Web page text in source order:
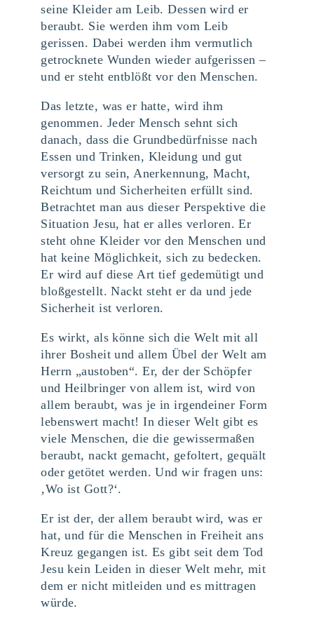
seine Kleider am Leib. Dessen wird er
beraubt. Sie werden ihm vom Leib
gerissen. Dabei werden ihm vermutlich
getrocknete Wunden wieder aufgerissen –
und er steht entblößt vor den Menschen.
Das letzte, was er hatte, wird ihm
genommen. Jeder Mensch sehnt sich
danach, dass die Grundbedürfnisse nach
Essen und Trinken, Kleidung und gut
versorgt zu sein, Anerkennung, Macht,
Reichtum und Sicherheiten erfüllt sind.
Betrachtet man aus dieser Perspektive die
Situation Jesu, hat er alles verloren. Er
steht ohne Kleider vor den Menschen und
hat keine Möglichkeit, sich zu bedecken.
Er wird auf diese Art tief gedemütigt und
bloßgestellt. Nackt steht er da und jede
Sicherheit ist verloren.
Es wirkt, als könne sich die Welt mit all
ihrer Bosheit und allem Übel der Welt am
Herrn „austoben“. Er, der der Schöpfer
und Heilbringer von allem ist, wird von
allem beraubt, was je in irgendeiner Form
lebenswert macht! In dieser Welt gibt es
viele Menschen, die die gewissermaßen
beraubt, nackt gemacht, gefoltert, gequält
oder getötet werden. Und wir fragen uns:
‚Wo ist Gott?‘.
Er ist der, der allem beraubt wird, was er
hat, und für die Menschen in Freiheit ans
Kreuz gegangen ist. Es gibt seit dem Tod
Jesu kein Leiden in dieser Welt mehr, mit
dem er nicht mitleiden und es mittragen
würde.